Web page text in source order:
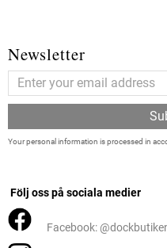
Newsletter
Your personal information is processed in
Följ oss på sociala medier
Facebook: